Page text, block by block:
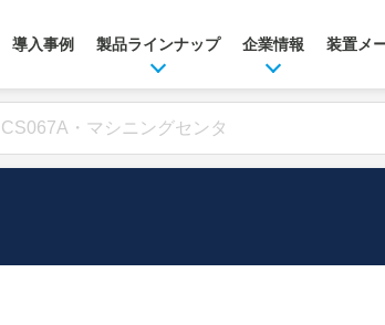
導入事例 製品ラインナップ 企業情報 装置メ